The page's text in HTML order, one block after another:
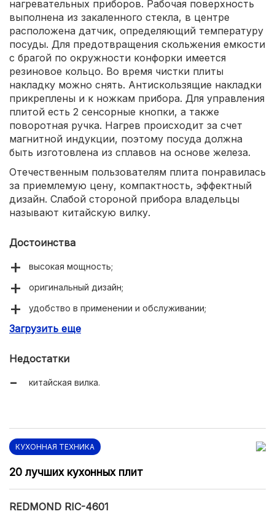
нагревательных приборов. Рабочая поверхность
выполнена из закаленного стекла, в центре
расположена датчик, определяющий температуру
посуды. Для предотвращения скольжения емкости
с брагой по окружности конфорки имеется
резиновое кольцо. Во время чистки плиты
накладку можно снять. Антискользящие накладки
прикреплены и к ножкам прибора. Для управления
плитой есть 2 сенсорные кнопки, а также
поворотная ручка. Нагрев происходит за счет
магнитной индукции, поэтому посуда должна
быть изготовлена из сплавов на основе железа.
Отечественным пользователям плита понравилась
за приемлемую цену, компактность, эффектный
дизайн. Слабой стороной прибора владельцы
называют китайскую вилку.
Достоинства
высокая мощность;
оригинальный дизайн;
удобство в применении и обслуживании;
компактные размеры.
Загрузить еще
Недостатки
китайская вилка.
КУХОННАЯ ТЕХНИКА
20 лучших кухонных плит
REDMOND RIC-4601